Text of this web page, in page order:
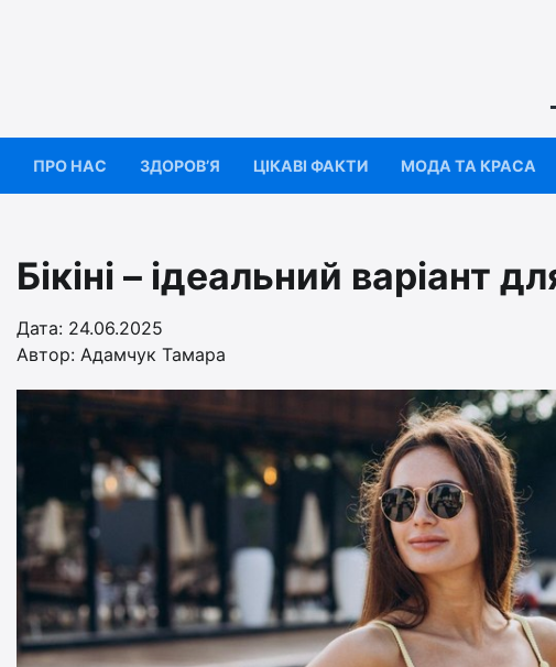
ПРО НАС ЗДОРОВ’Я ЦІКАВІ ФАКТИ МОДА ТА КРАСА
Бікіні – ідеальний варіант
Дата: 24.06.2025
Автор: Адамчук Тамара